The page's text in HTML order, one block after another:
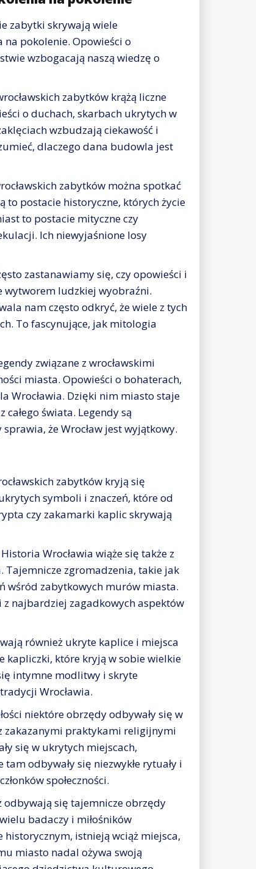
zabytki skrywają wiele
pokolenie. Opowieści o
wzbogacają naszą wiedzę o
zabytków krążą liczne
o duchach, skarbach ukrytych w
wzbudzają ciekawość i
dlaczego dana budowla jest
zabytków można spotkać
to postacie historyczne, których życie
to postacie mityczne czy
Ich niewyjaśnione losy
zastanawiamy się, czy opowieści i
wytworem ludzkiej wyobraźni.
nam często odkryć, że wiele z tych
To fascynujące, jak mitologia
związane z wrocławskimi
miasta. Opowieści o bohaterach,
Wrocławia. Dzięki nim miasto staje
świata. Legendy są
że Wrocław jest wyjątkowy.
zabytków kryją się
symboli i znaczeń, które od
czy zakamarki kaplic skrywają
Historia Wrocławia wiąże się także z
Tajemnicze zgromadzenia, takie jak
wśród zabytkowych murów miasta.
najbardziej zagadkowych aspektów
również ukryte kaplice i miejsca
kapliczki, które kryją w sobie wielkie
intymne modlitwy i skryte
Wrocławia.
niektóre obrzędy odbywały się w
zakazanymi praktykami religijnymi
się w ukrytych miejscach,
odbywały się niezwykłe rytuały i
społeczności.
odbywają się tajemnicze obrzędy
badaczy i miłośników
historycznym, istnieją wciąż miejsca,
miasto nadal ożywa swoją